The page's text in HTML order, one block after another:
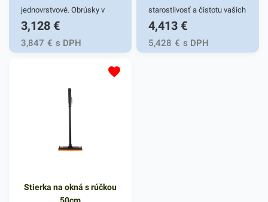
jednovrstvové. Obrúsky v
bielej farbe v praktickom
balení 500ks. Používajú sa v
reštauráciách, vo výdajniach
kvalitnú službu užívateľovi a
poskytovateľovi. Farba: biela
3,128 €
3,847 € s DPH
starostlivosť a čistotu vašich
rúk. Tento produkt sa
vyznačuje cenovo priaznivým
riešením bežného umývania
4,413 €
5,428 € s DPH
Stierka na okná s rúčkou